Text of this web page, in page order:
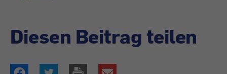
Diesen Beitrag teilen